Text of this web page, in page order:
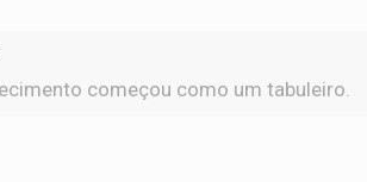
começou como um tabuleiro.